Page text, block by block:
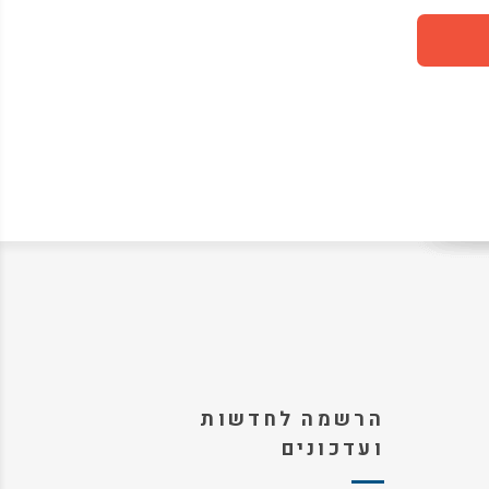
הרשמה לחדשות
ועדכונים